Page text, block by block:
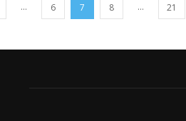
... 6 7 8 ... 21